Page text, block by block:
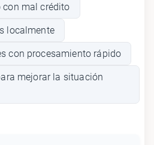
con mal crédito
localmente
con procesamiento rápido
mejorar la situación